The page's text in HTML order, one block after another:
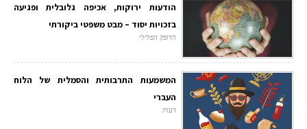
הודעות ירוקות, אכיפה גלובלית ופגיעה
בזכויות יסוד – מבט משפטי ביקורתי
הדופק הפלילי
המשמעות התרבותית והסמלית של הלוח
העברי
דעות